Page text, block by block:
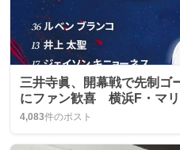
三井寺眞、開幕戦で先制
にファン歓喜 横浜F・マリ
4,083件のポスト